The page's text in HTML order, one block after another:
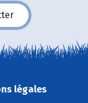
légales